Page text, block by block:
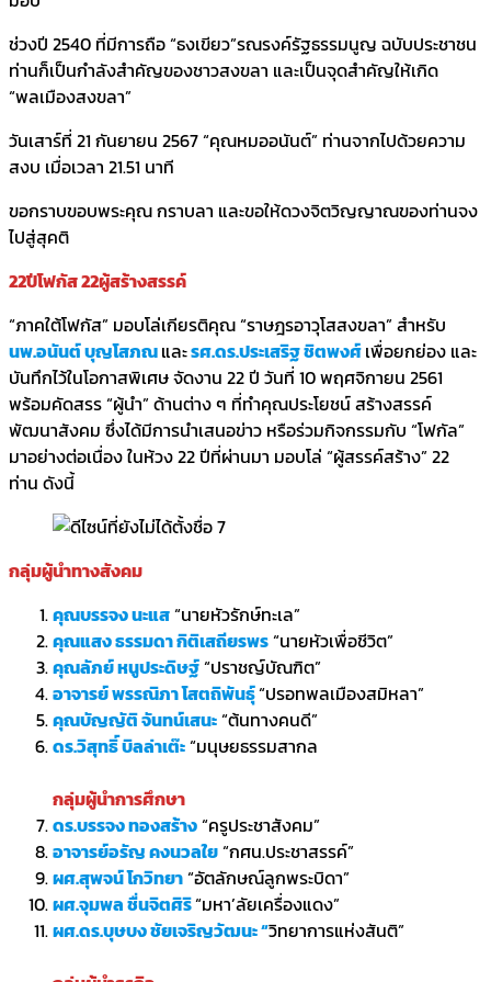
ช่วงปี 2540 ที่มีการถือ “ธงเขียว”รณรงค์รัฐธรรมนูญ ฉบับประชาชน
ท่านก็เป็นกำลังสำคัญของชาวสงขลา และเป็นจุดสำคัญให้เกิด
“พลเมืองสงขลา”
วันเสาร์ที่ 21 กันยายน 2567 “คุณหมออนันต์” ท่านจากไปด้วยความ
สงบ เมื่อเวลา​ 21.51 นาที
ขอกราบขอบพระคุณ กราบลา และขอให้ดวงจิตวิญญาณของท่านจง
ไปสู่สุคติ
22ปีโฟกัส 22ผู้สร้างสรรค์
“ภาคใต้โฟกัส” มอบโล่เกียรติคุณ “ราษฎรอาวุโสสงขลา” สำหรับ
นพ.อนันต์ บุญโสภณและรศ.ดร.ประเสริฐ ชิตพงศ์เพื่อยกย่อง และ
บันทึกไว้ในโอกาสพิเศษ จัดงาน 22 ปี วันที่ 10 พฤศจิกายน 2561
พร้อมคัดสรร “ผู้นำ” ด้านต่าง ๆ ที่ทำคุณประโยชน์ สร้างสรรค์
พัฒนาสังคม ซึ่งได้มีการนำเสนอข่าว หรือร่วมกิจกรรมกับ “โฟกัล”
มาอย่างต่อเนื่อง ในห้วง 22 ปีที่ผ่านมา มอบโล่ “ผู้สรรค์สร้าง” 22
ท่าน ดังนี้
กลุ่มผู้นำทางสังคม
คุณบรรจง นะแส“นายหัวรักษ์ทะเล”
คุณแสง ธรรมดา กิติเสถียรพร“นายหัวเพื่อชีวิต”
คุณลัภย์ หนูประดิษฐ์“ปราชญ์บัณฑิต”
อาจารย์ พรรณิภา โสตถิพันธุ์“ปรอทพลเมืองสมิหลา”
คุณบัญญัติ จันทน์เสนะ“ต้นทางคนดี”
ดร.วิสุทธิ์ บิลล่าเต๊ะ“มนุษยธรรมสากล
กลุ่มผู้นำการศึกษา
ดร.บรรจง ทองสร้าง“ครูประชาสังคม”
อาจารย์อรัญ คงนวลใย“กศน.ประชาสรรค์”
ผศ.สุพจน์ โกวิทยา“อัตลักษณ์ลูกพระบิดา”
ผศ.จุมพล ชื่นจิตศิริ“มหา’ลัยเครื่องแดง”
ผศ.ดร.บุษบง ชัยเจริญวัฒนะ “วิทยาการแห่งสันติ”